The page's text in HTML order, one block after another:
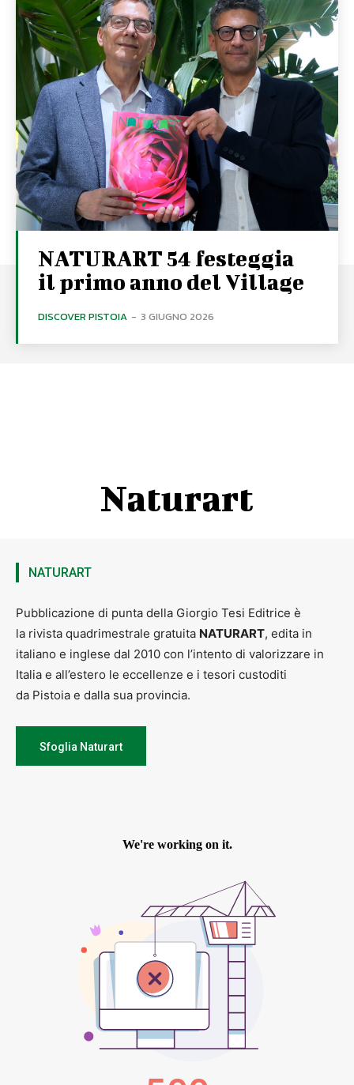
NATURART 54 festeggia
il primo anno del Village
DISCOVER PISTOIA - 3 GIUGNO 2026
Naturart
NATURART
Pubblicazione di punta della Giorgio Tesi Editrice è
la rivista quadrimestrale gratuita NATURART, edita in
italiano e inglese dal 2010 con l’intento di valorizzare in
Italia e all’estero le eccellenze e i tesori custoditi
da Pistoia e dalla sua provincia.
Sfoglia Naturart